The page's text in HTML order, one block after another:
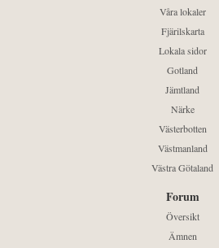
Våra lokaler
Fjärilskarta
Lokala sidor
Gotland
Jämtland
Närke
Västerbotten
Västmanland
Västra Götaland
Forum
Översikt
Ämnen